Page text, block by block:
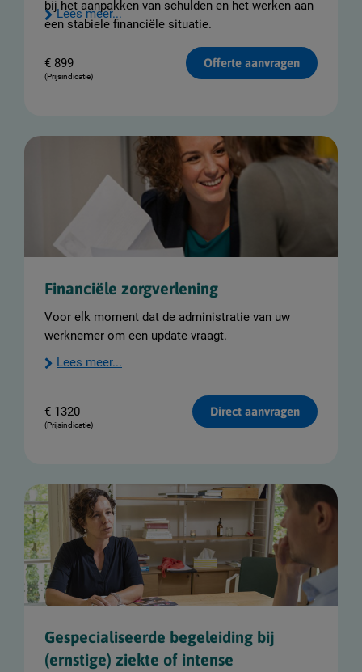
bij het aanpakken van schulden en het werken aan
een stabiele financiële situatie.
Lees meer...
€ 899
(Prijsindicatie)
Offerte aanvragen
Financiële zorgverlening
Voor elk moment dat de administratie van uw
werknemer om een update vraagt.
Lees meer...
€ 1320
(Prijsindicatie)
Direct aanvragen
Gespecialiseerde begeleiding bij
(ernstige) ziekte of intense